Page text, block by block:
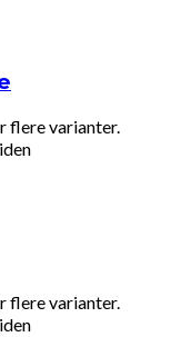
flere varianter.
flere varianter.